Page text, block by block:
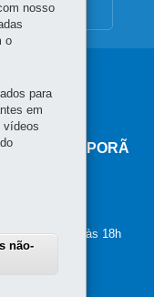
DE IVAIPORÃ
feira, das 8h às 18h
nosso
o
para
em
vídeos
não-